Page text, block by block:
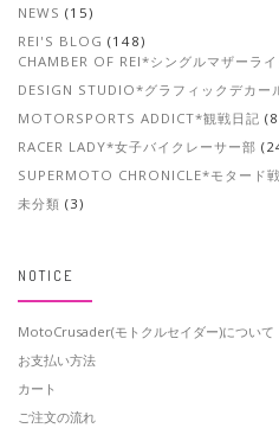
NEWS (15)
REI'S BLOG (148)
CHAMBER OF REI*シングルマザーラ
DESIGN STUDIO*グラフィックデカー
MOTORSPORTS ADDICT*観戦日記
RACER LADY*女子バイクレーサー部
SUPERMOTO CHRONICLE*モタード
未分類 (3)
NOTICE
MotoCrusader(モトクルセイダー)について
お支払い方法
カート
ご注文の流れ